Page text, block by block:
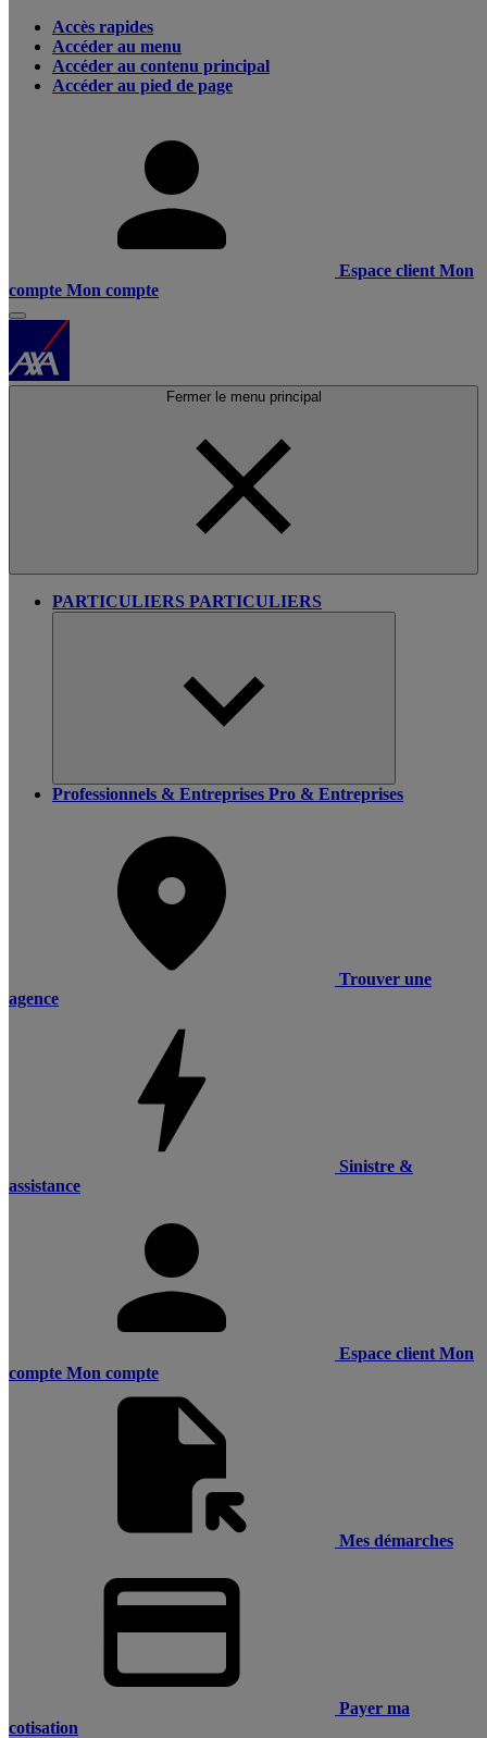
Accès rapides
Accéder au menu
Accéder au contenu principal
Accéder au pied de page
Espace client Mon
compte Mon compte
Fermer le menu principal
PARTICULIERS PARTICULIERS
Professionnels & Entreprises Pro & Entreprises
Trouver une
agence
Sinistre &
assistance
Espace client Mon
compte Mon compte
Mes démarches
Payer ma
cotisation